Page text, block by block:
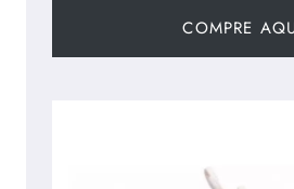
COMPRE